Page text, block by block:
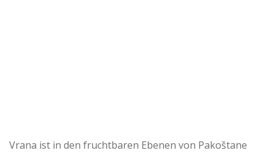
Vrana ist in den fruchtbaren Ebenen von Pakoštane